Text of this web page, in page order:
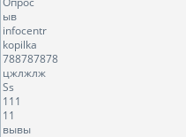
ыв
infocentr
kopilka
788787878
цжлжлж
Ss
111
11
вывы